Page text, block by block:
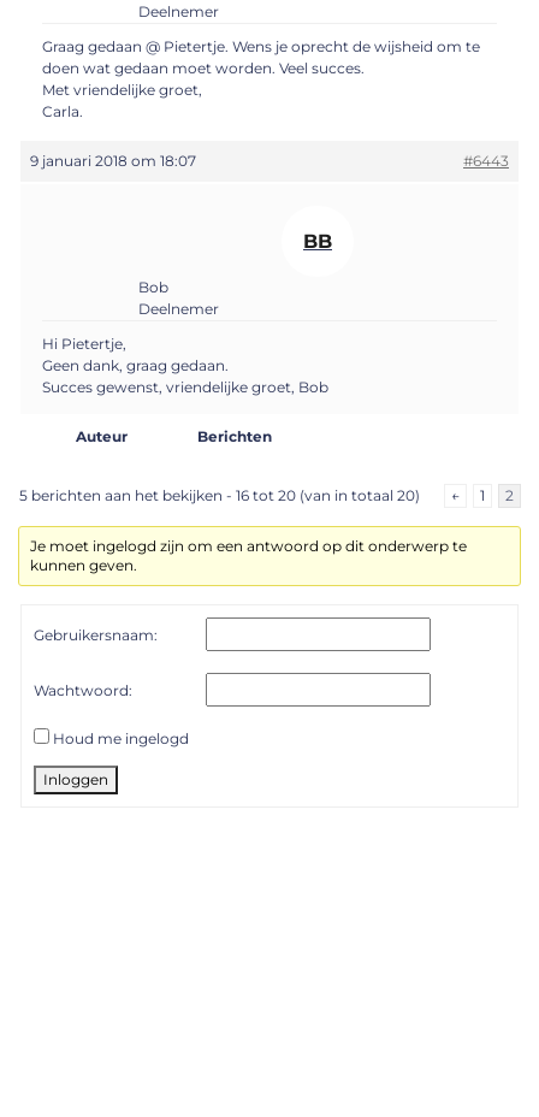
Deelnemer
Graag gedaan @ Pietertje. Wens je oprecht de wijsheid om te
doen wat gedaan moet worden. Veel succes.
Met vriendelijke groet,
Carla.
9 januari 2018 om 18:07 #6443
BB
Bob
Deelnemer
Hi Pietertje,
Geen dank, graag gedaan.
Succes gewenst, vriendelijke groet, Bob
Auteur Berichten
5 berichten aan het bekijken - 16 tot 20 (van in totaal 20) ← 1 2
Je moet ingelogd zijn om een antwoord op dit onderwerp te
kunnen geven.
Gebruikersnaam:
Wachtwoord:
Houd me ingelogd
Inloggen